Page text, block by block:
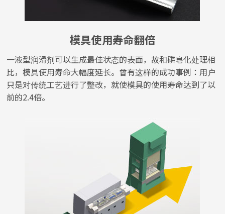
模具使用寿命翻倍
一液型润滑剂可以生成最佳状态的表面，故和磷皂化处理相
比，模具使用寿命大幅度延长。曾有这样的成功事例：用户
只是对传统工艺进行了整改，就使模具的使用寿命达到了以
前的2.4倍。